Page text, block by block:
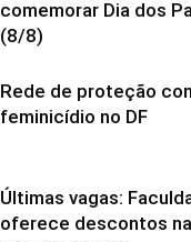
comemorar Dia dos
(8/8)
Rede de proteção
feminicídio no DF
Últimas vagas:
oferece descontos